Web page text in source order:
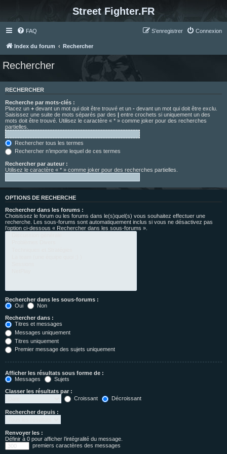
Street Fighter.FR
FAQ Connexion
S’enregistrer
Index du forum Rechercher
Rechercher
RECHERCHER
Recherche par mots-clés :
Placez un + devant un mot qui doit être trouvé et un - devant un mot qui doit être exclu.
Saisissez une suite de mots séparés par des | entre crochets si uniquement un des
mots doit être trouvé. Utilisez le caractère « * » comme joker pour des recherches
partielles.
Rechercher tous les termes
Rechercher n’importe lequel de ces termes
Rechercher par auteur :
Utilisez le caractère « * » comme joker pour des recherches partielles.
OPTIONS DE RECHERCHE
Rechercher dans les forums :
Choisissez le forum ou les forums dans le(s)quel(s) vous souhaitez effectuer une
recherche. Les sous-forums sont automatiquement inclus si vous ne désactivez pas
l’option ci-dessous « Rechercher dans les sous-forums ».
Rechercher dans les sous-forums :
Oui
Non
Rechercher dans :
Titres et messages
Messages uniquement
Titres uniquement
Premier message des sujets uniquement
Afficher les résultats sous forme de :
Messages
Sujets
Classer les résultats par :
Croissant
Décroissant
Rechercher depuis :
Renvoyer les :
Définir à 0 pour afficher l’intégralité du message.
premiers caractères des messages